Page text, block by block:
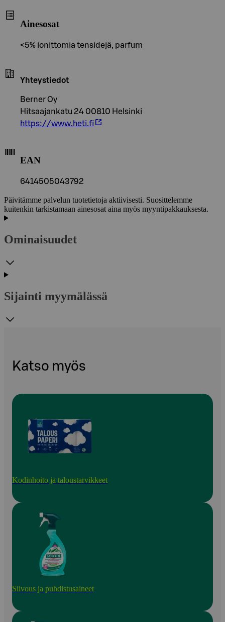
Ainesosat
<5% ionittomia tensidejä, parfum
Yhteystiedot
Berner Oy
Hitsaajankatu 24 00810 Helsinki
https://www.heti.fi
EAN
6414505043792
Päivitämme palvelun tuotetietoja aktiivisesti. Suosittelemme
kuitenkin tarkistamaan ainesosat aina myös myyntipakkauksesta.
Ominaisuudet
Sijainti myymälässä
Katso myös
Kodinhoito ja taloustarvikkeet
Siivous ja puhdistusaineet